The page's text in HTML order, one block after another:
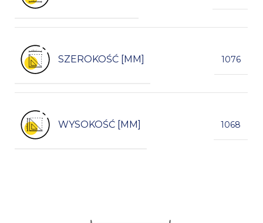
SZEROKOŚĆ [MM] 1076
WYSOKOŚĆ [MM] 1068